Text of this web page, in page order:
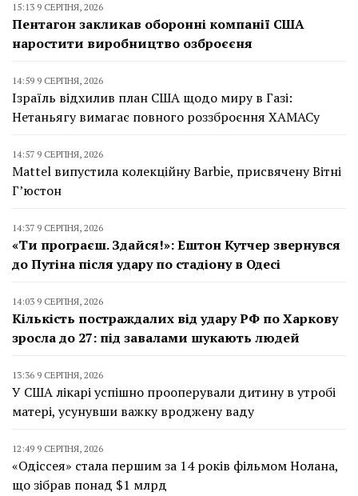
15:13 9 СЕРПНЯ, 2026
Пентагон закликав оборонні компанії США
наростити виробництво озброєєня
14:59 9 СЕРПНЯ, 2026
Ізраїль відхилив план США щодо миру в Газі:
Нетаньягу вимагає повного роззброєння ХАМАСу
14:57 9 СЕРПНЯ, 2026
Mattel випустила колекційну Barbie, присвячену Вітні
Г’юстон
14:37 9 СЕРПНЯ, 2026
«Ти програєш. Здайся!»: Ештон Кутчер звернувся
до Путіна після удару по стадіону в Одесі
14:03 9 СЕРПНЯ, 2026
Кількість постраждалих від удару РФ по Харкову
зросла до 27: під завалами шукають людей
13:36 9 СЕРПНЯ, 2026
У США лікарі успішно прооперували дитину в утробі
матері, усунувши важку вроджену ваду
12:49 9 СЕРПНЯ, 2026
«Одіссея» стала першим за 14 років фільмом Нолана,
що зібрав понад $1 млрд